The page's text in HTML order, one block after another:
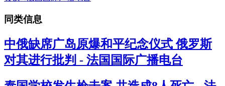
同类信息
中俄缺席广岛原爆和平纪念仪式 俄罗斯
对其进行批判 - 法国国际广播电台